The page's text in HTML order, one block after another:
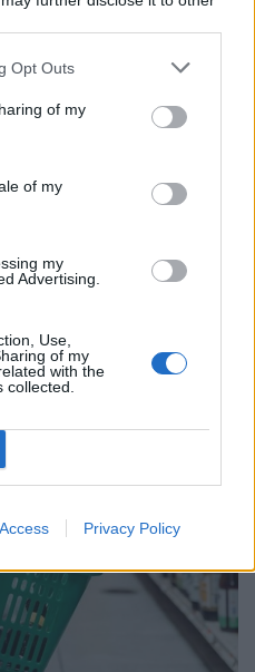
Opt Outs
of my
of my
my
Advertising.
Use,
of my
with the
Privacy Policy
τα οφέλη των
με ανθυγιεινά